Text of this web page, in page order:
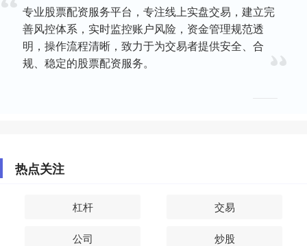
专业股票配资服务平台，专注线上实盘交易，建立完
善风控体系，实时监控账户风险，资金管理规范透
明，操作流程清晰，致力于为交易者提供安全、合
规、稳定的股票配资服务。
热点关注
杠杆 交易
公司 炒股